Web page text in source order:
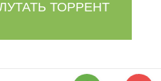
ТОРРЕНТ